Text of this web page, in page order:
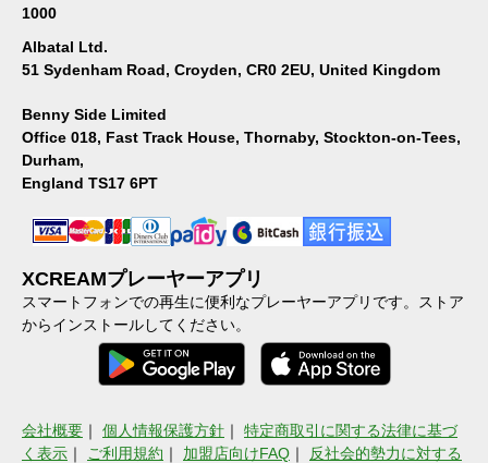
1000
Albatal Ltd.
51 Sydenham Road, Croyden, CR0 2EU, United Kingdom
Benny Side Limited
Office 018, Fast Track House, Thornaby, Stockton-on-Tees,
Durham,
England TS17 6PT
XCREAMプレーヤーアプリ
スマートフォンでの再生に便利なプレーヤーアプリです。ストア
からインストールしてください。
会社概要 ｜ 個人情報保護方針 ｜ 特定商取引に関する法律に基づ
く表示 ｜ ご利用規約 ｜ 加盟店向けFAQ ｜ 反社会的勢力に対する